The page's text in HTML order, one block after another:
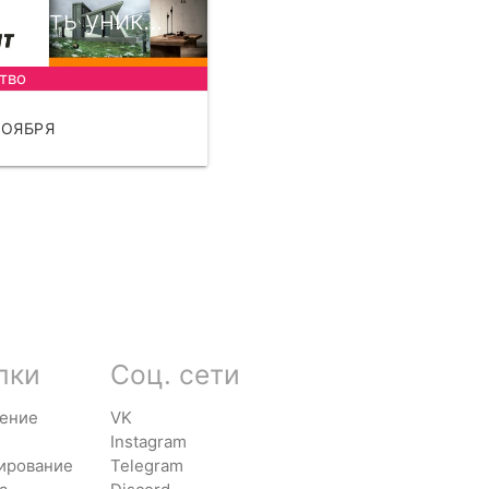
уник...
Соц. сети
VK
Instagram
Telegram